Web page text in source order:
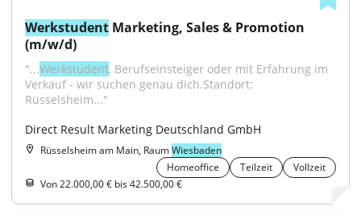
Werkstudent Marketing, Sales & Promotion
(m/w/d)
"...Werkstudent, Berufseinsteiger oder mit Erfahrung im
Verkauf - wir suchen genau dich.Standort:
Rüsselsheim..."
Direct Result Marketing Deutschland GmbH
Rüsselsheim am Main, RaumWiesbaden
Homeoffice
Teilzeit
Vollzeit
Von 22.000,00 € bis 42.500,00 €